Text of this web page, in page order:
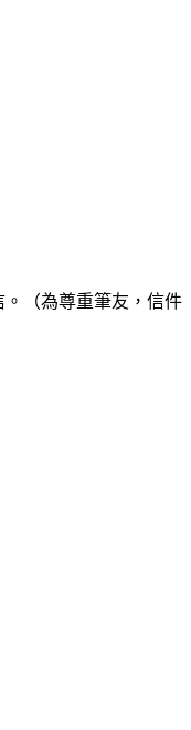
（為尊重筆友，信件